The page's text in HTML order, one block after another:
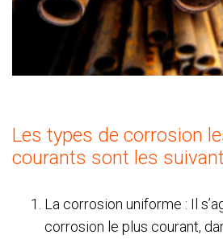
Les types de corrosion
courants sont les
La corrosion uniforme : Il
corrosion le plus courant,